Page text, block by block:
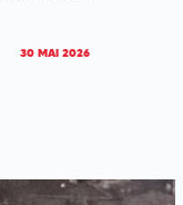
30 MAI 2026